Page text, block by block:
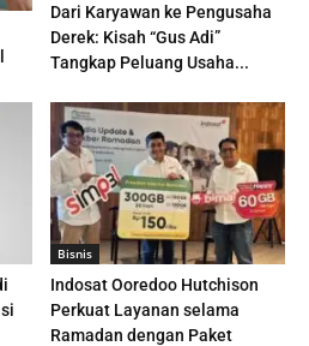
Dari Karyawan ke Pengusaha
Derek: Kisah “Gus Adi”
Tangkap Peluang Usaha...
Bisnis
Indosat Ooredoo Hutchison
Perkuat Layanan selama
Ramadan dengan Paket